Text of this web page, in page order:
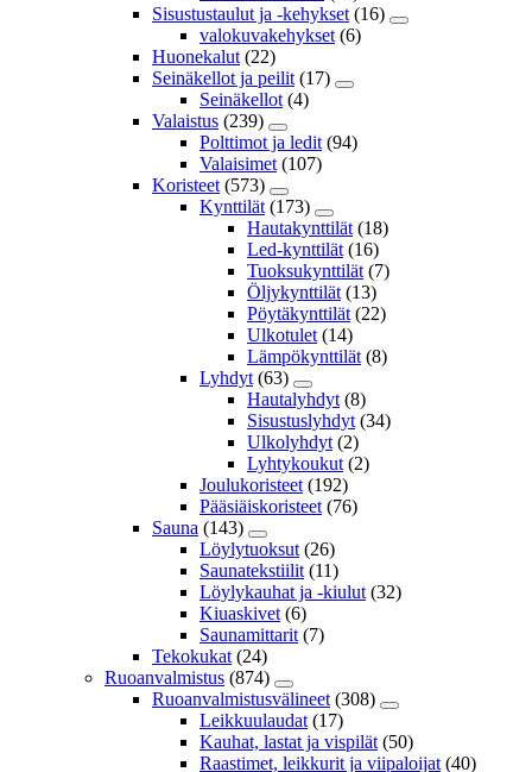
Sisustustaulut ja -kehykset (16)
valokuvakehykset (6)
Huonekalut (22)
Seinäkellot ja peilit (17)
Seinäkellot (4)
Valaistus (239)
Polttimot ja ledit (94)
Valaisimet (107)
Koristeet (573)
Kynttilät (173)
Hautakynttilät (18)
Led-kynttilät (16)
Tuoksukynttilät (7)
Öljykynttilät (13)
Pöytäkynttilät (22)
Ulkotulet (14)
Lämpökynttilät (8)
Lyhdyt (63)
Hautalyhdyt (8)
Sisustuslyhdyt (34)
Ulkolyhdyt (2)
Lyhtykoukut (2)
Joulukoristeet (192)
Pääsiäiskoristeet (76)
Sauna (143)
Löylytuoksut (26)
Saunatekstiilit (11)
Löylykauhat ja -kiulut (32)
Kiuaskivet (6)
Saunamittarit (7)
Tekokukat (24)
Ruoanvalmistus (874)
Ruoanvalmistusvälineet (308)
Leikkuulaudat (17)
Kauhat, lastat ja vispilät (50)
Raastimet, leikkurit ja viipaloijat (40)